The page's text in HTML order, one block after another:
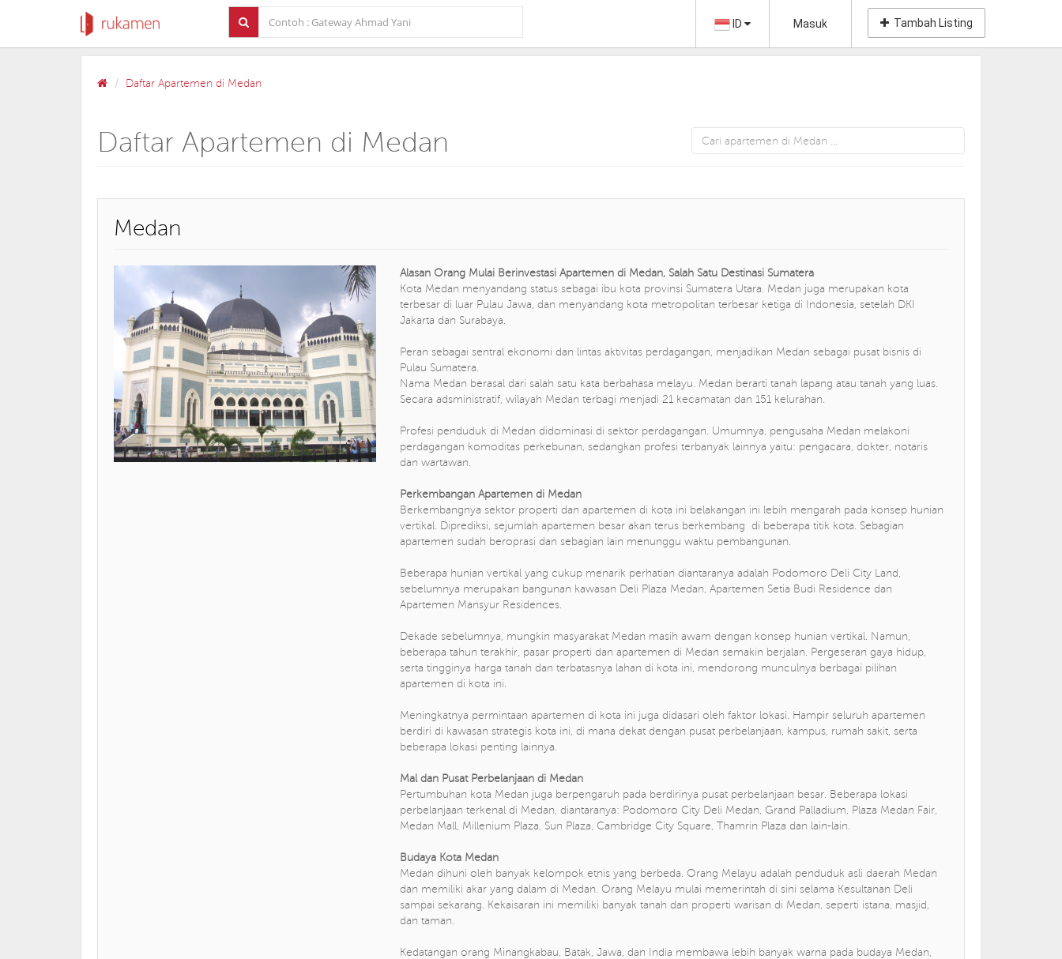
ID Masuk Tambah Listing
Daftar Apartemen di Medan
Daftar Apartemen di Medan
Medan
Alasan Orang Mulai Berinvestasi Apartemen di Medan, Salah Satu Destinasi Sumatera
Kota Medan menyandang status sebagai ibu kota provinsi Sumatera Utara. Medan juga merupakan kota
terbesar di luar Pulau Jawa, dan menyandang kota metropolitan terbesar ketiga di Indonesia, setelah DKI
Jakarta dan Surabaya.
Peran sebagai sentral ekonomi dan lintas aktivitas perdagangan, menjadikan Medan sebagai pusat bisnis di
Pulau Sumatera.
Nama Medan berasal dari salah satu kata berbahasa melayu. Medan berarti tanah lapang atau tanah yang luas.
Secara adsministratif, wilayah Medan terbagi menjadi 21 kecamatan dan 151 kelurahan.
Profesi penduduk di Medan didominasi di sektor perdagangan. Umumnya, pengusaha Medan melakoni
perdagangan komoditas perkebunan, sedangkan profesi terbanyak lainnya yaitu: pengacara, dokter, notaris
dan wartawan.
Perkembangan Apartemen di Medan
Berkembangnya sektor properti dan apartemen di kota ini belakangan ini lebih mengarah pada konsep hunian
vertikal. Diprediksi, sejumlah apartemen besar akan terus berkembang di beberapa titik kota. Sebagian
apartemen sudah beroprasi dan sebagian lain menunggu waktu pembangunan.
Beberapa hunian vertikal yang cukup menarik perhatian diantaranya adalah Podomoro Deli City Land,
sebelumnya merupakan bangunan kawasan Deli Plaza Medan, Apartemen Setia Budi Residence dan
Apartemen Mansyur Residences.
Dekade sebelumnya, mungkin masyarakat Medan masih awam dengan konsep hunian vertikal. Namun,
beberapa tahun terakhir, pasar properti dan apartemen di Medan semakin berjalan. Pergeseran gaya hidup,
serta tingginya harga tanah dan terbatasnya lahan di kota ini, mendorong munculnya berbagai pilihan
apartemen di kota ini.
Meningkatnya permintaan apartemen di kota ini juga didasari oleh faktor lokasi. Hampir seluruh apartemen
berdiri di kawasan strategis kota ini, di mana dekat dengan pusat perbelanjaan, kampus, rumah sakit, serta
beberapa lokasi penting lainnya.
Mal dan Pusat Perbelanjaan di Medan
Pertumbuhan kota Medan juga berpengaruh pada berdirinya pusat perbelanjaan besar. Beberapa lokasi
perbelanjaan terkenal di Medan, diantaranya: Podomoro City Deli Medan, Grand Palladium, Plaza Medan Fair,
Medan Mall, Millenium Plaza, Sun Plaza, Cambridge City Square, Thamrin Plaza dan lain-lain.
Budaya Kota Medan
Medan dihuni oleh banyak kelompok etnis yang berbeda. Orang Melayu adalah penduduk asli daerah Medan
dan memiliki akar yang dalam di Medan. Orang Melayu mulai memerintah di sini selama Kesultanan Deli
sampai sekarang. Kekaisaran ini memiliki banyak tanah dan properti warisan di Medan, seperti istana, masjid,
dan taman.
Kedatangan orang Minangkabau, Batak, Jawa, dan India membawa lebih banyak warna pada budaya Medan,